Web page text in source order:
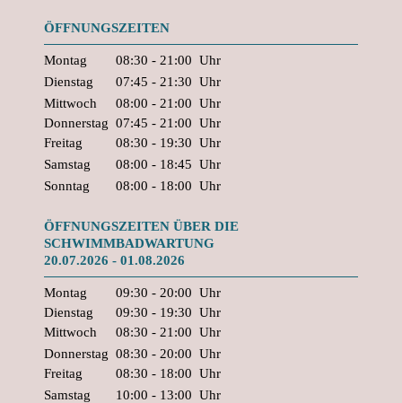
ÖFFNUNGSZEITEN
Montag 08:30 - 21:00 Uhr
Dienstag
07:45 - 21:30 Uhr
Mittwoch
08:00 - 21:00 Uhr
Donnerstag 07:45 - 21:00 Uhr
Freitag
08:30 - 19:30 Uhr
Samstag
08:00 - 18:45 Uhr
Sonntag
08:00 - 18:00 Uhr
ÖFFNUNGSZEITEN ÜBER DIE
SCHWIMMBADWARTUNG
20.07.2026 - 01.08.2026
Montag 09:30 - 20:00 Uhr
Dienstag
09:30 - 19:30 Uhr
Mittwoch
08:30 - 21:00 Uhr
Donnerstag 08:30 - 20:00 Uhr
Freitag
08:30 - 18:00 Uhr
Samstag
10:00 - 13:00 Uhr